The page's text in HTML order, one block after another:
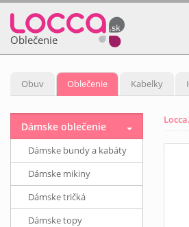
Oblečenie
Obuv Oblečenie Kabelky
Dámske oblečenie
Dámske bundy a kabáty
Dámske mikiny
Dámske tričká
Dámske topy